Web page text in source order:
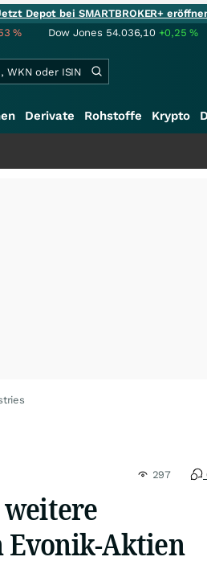
Depot bei SMARTBROKER+
% Dow Jones 54.036,10 +0,25%
Derivate Rohstoffe Krypto
297
Evonik-Aktien